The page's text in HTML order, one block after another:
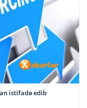
istifadə edib